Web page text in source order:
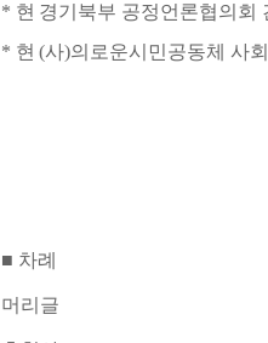
* 현 경기북부 공정언론협의회
* 현 (사)의로운시민공동체 사
■ 차례
머리글